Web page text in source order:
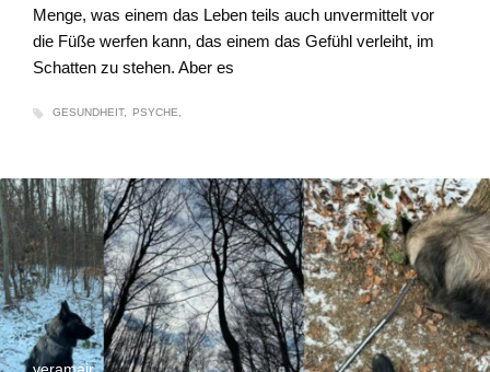
Menge, was einem das Leben teils auch unvermittelt vor
die Füße werfen kann, das einem das Gefühl verleiht, im
Schatten zu stehen. Aber es
GESUNDHEIT PSYCHE